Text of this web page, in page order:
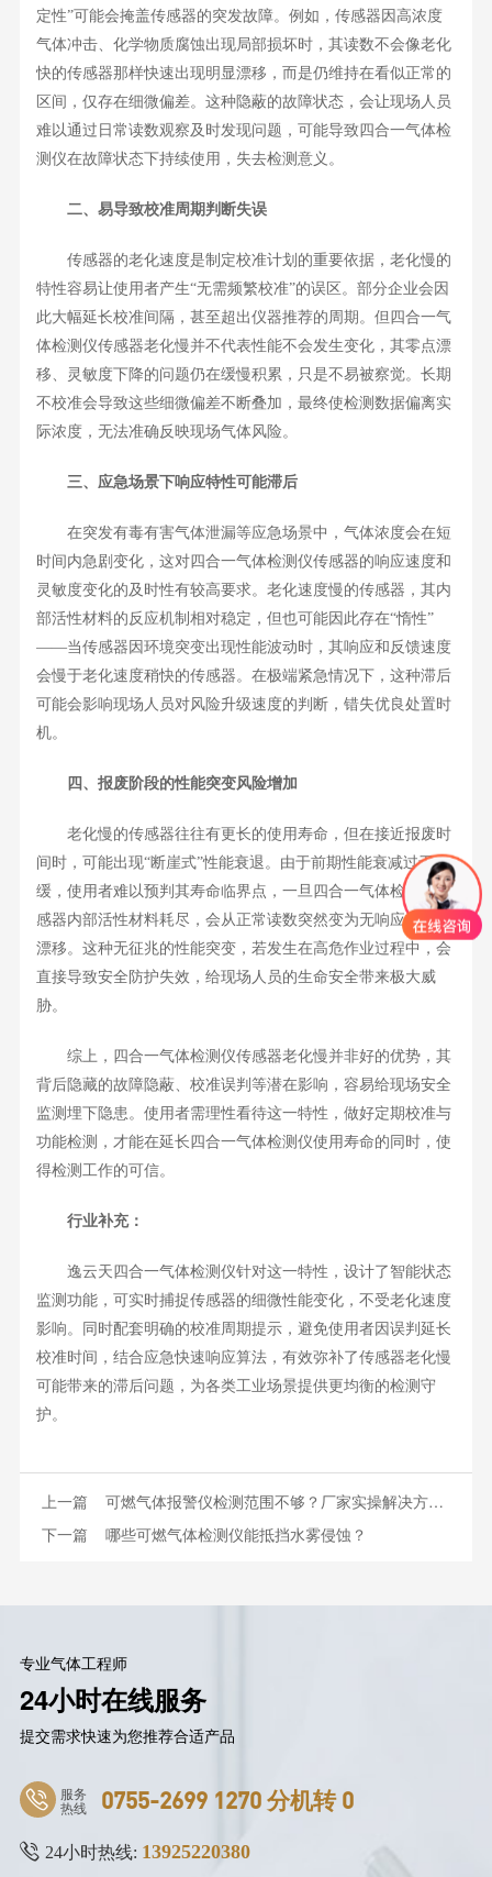
定性”可能会掩盖传感器的突发故障。例如，传感器因高浓度
气体冲击、化学物质腐蚀出现局部损坏时，其读数不会像老化
快的传感器那样快速出现明显漂移，而是仍维持在看似正常的
区间，仅存在细微偏差。这种隐蔽的故障状态，会让现场人员
难以通过日常读数观察及时发现问题，可能导致四合一气体检
测仪在故障状态下持续使用，失去检测意义。
二、易导致校准周期判断失误
传感器的老化速度是制定校准计划的重要依据，老化慢的
特性容易让使用者产生“无需频繁校准”的误区。部分企业会因
此大幅延长校准间隔，甚至超出仪器推荐的周期。但四合一气
体检测仪传感器老化慢并不代表性能不会发生变化，其零点漂
移、灵敏度下降的问题仍在缓慢积累，只是不易被察觉。长期
不校准会导致这些细微偏差不断叠加，最终使检测数据偏离实
际浓度，无法准确反映现场气体风险。
三、应急场景下响应特性可能滞后
在突发有毒有害气体泄漏等应急场景中，气体浓度会在短
时间内急剧变化，这对四合一气体检测仪传感器的响应速度和
灵敏度变化的及时性有较高要求。老化速度慢的传感器，其内
部活性材料的反应机制相对稳定，但也可能因此存在“惰性”
——当传感器因环境突变出现性能波动时，其响应和反馈速度
会慢于老化速度稍快的传感器。在极端紧急情况下，这种滞后
可能会影响现场人员对风险升级速度的判断，错失优良处置时
机。
四、报废阶段的性能突变风险增加
老化慢的传感器往往有更长的使用寿命，但在接近报废时
间时，可能出现“断崖式”性能衰退。由于前期性能衰减过于平
缓，使用者难以预判其寿命临界点，一旦四合一气体检测仪传
感器内部活性材料耗尽，会从正常读数突然变为无响应或严重
漂移。这种无征兆的性能突变，若发生在高危作业过程中，会
直接导致安全防护失效，给现场人员的生命安全带来极大威
胁。
综上，四合一气体检测仪传感器老化慢并非好的优势，其
背后隐藏的故障隐蔽、校准误判等潜在影响，容易给现场安全
监测埋下隐患。使用者需理性看待这一特性，做好定期校准与
功能检测，才能在延长四合一气体检测仪使用寿命的同时，使
得检测工作的可信。
行业补充：
逸云天四合一气体检测仪针对这一特性，设计了智能状态
监测功能，可实时捕捉传感器的细微性能变化，不受老化速度
影响。同时配套明确的校准周期提示，避免使用者因误判延长
校准时间，结合应急快速响应算法，有效弥补了传感器老化慢
可能带来的滞后问题，为各类工业场景提供更均衡的检测守
护。
上一篇 可燃气体报警仪检测范围不够？厂家实操解决方案来了
下一篇 哪些可燃气体检测仪能抵挡水雾侵蚀？
专业气体工程师
24小时在线服务
提交需求快速为您推荐合适产品
服务
热线 0755-2699 1270 分机转 0
24小时热线: 13925220380